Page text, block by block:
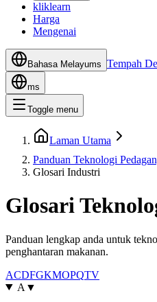
kliklearn
Harga
Mengenai
Bahasa Melayums Tempah
ms
Toggle menu
Laman Utama
Panduan Teknologi
Glosari Industri
Glosari
Panduan lengkap anda untuk
penghantaran makanan.
ACDFGKMOPQTV
A ▼